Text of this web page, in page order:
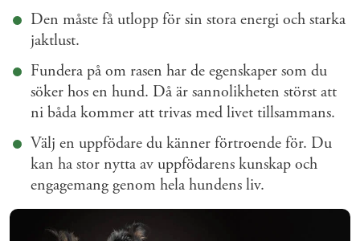
Den måste få utlopp för sin stora energi och starka
jaktlust.
Fundera på om rasen har de egenskaper som du
söker hos en hund. Då är sannolikheten störst att
ni båda kommer att trivas med livet tillsammans.
Välj en uppfödare du känner förtroende för. Du
kan ha stor nytta av uppfödarens kunskap och
engagemang genom hela hundens liv.